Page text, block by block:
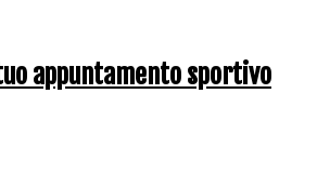
appuntamento sportivo